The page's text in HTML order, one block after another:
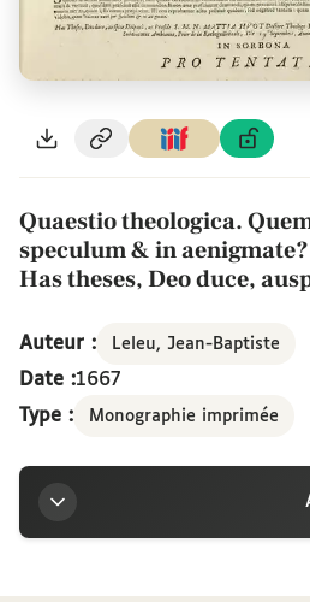
Quaestio theologica.
speculum & in
Has theses, Deo duce,
Parisiensi, tueri conabitur
Leleu subdiaconus
Rocheguillebault, die [29a]
Domini 1667. à prima ad
Auteur : Leleu, Jean-Baptiste
Date :1667
Type :
Monographie imprimée
Titre